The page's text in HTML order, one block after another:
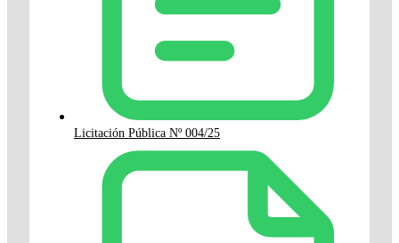
Licitación Pública Nº 004/25